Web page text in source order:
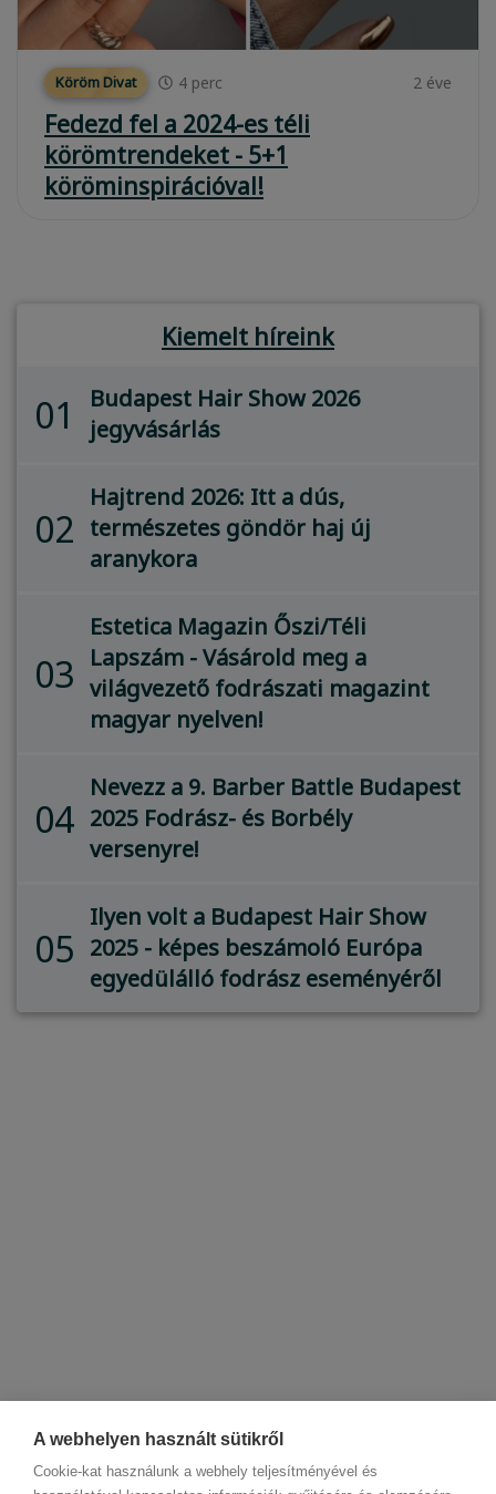
A webhelyen használt sütikről
Cookie-kat használunk a webhely teljesítményével és
Köröm Divat 4 perc 2 éve
Fedezd fel a 2024-es téli
körömtrendeket - 5+1
köröminspirációval!
Kiemelt híreink
01
Budapest Hair Show 2026
jegyvásárlás
02
Hajtrend 2026: Itt a dús,
természetes göndör haj új
aranykora
03
Estetica Magazin Őszi/Téli
Lapszám - Vásárold meg a
világvezető fodrászati magazint
magyar nyelven!
04
Nevezz a 9. Barber Battle Budapest
2025 Fodrász- és Borbély
versenyre!
05
Ilyen volt a Budapest Hair Show
2025 - képes beszámoló Európa
egyedülálló fodrász eseményéről